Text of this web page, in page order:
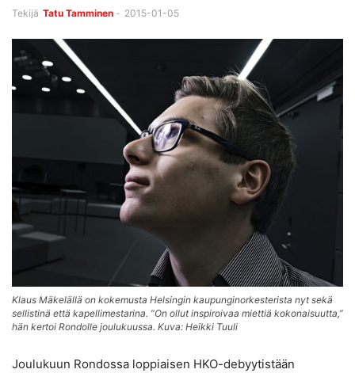
Tekijä Tatu Tamminen - 2015-01-05
Klaus Mäkelällä on kokemusta Helsingin kaupunginorkesterista nyt sekä
sellistinä että kapellimestarina. ”On ollut inspiroivaa miettiä kokonaisuutta,”
hän kertoi Rondolle joulukuussa. Kuva: Heikki Tuuli
Joulukuun Rondossa loppiaisen HKO-debyytistään